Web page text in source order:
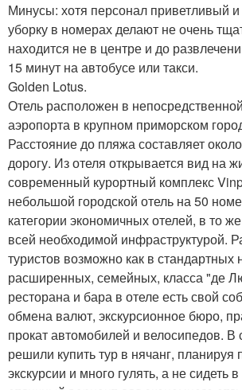
Минусы: хотя персонал приветливый
уборку в номерах делают не очень
находится не в центре и до
15 минут на автобусе или такси.
Golden Lotus.
Отель расположен в
аэропорта в крупном приморском
Расстояние до пляжа составляет
дорогу. Из отеля открывается вид на
современный курортный комплекс
небольшой городской отель на 50
категории экономичных отелей, в то
всей необходимой инфраструктурой.
туристов возможно как в стандартных
расширенных, семейных, класса "де
ресторана и бара в отеле есть свой
обмена валют, экскурсионное бюро,
прокат автомобилей и велосипедов. В
решили купить тур в нячанг, планируя
экскурсии и много гулять, а не сидеть